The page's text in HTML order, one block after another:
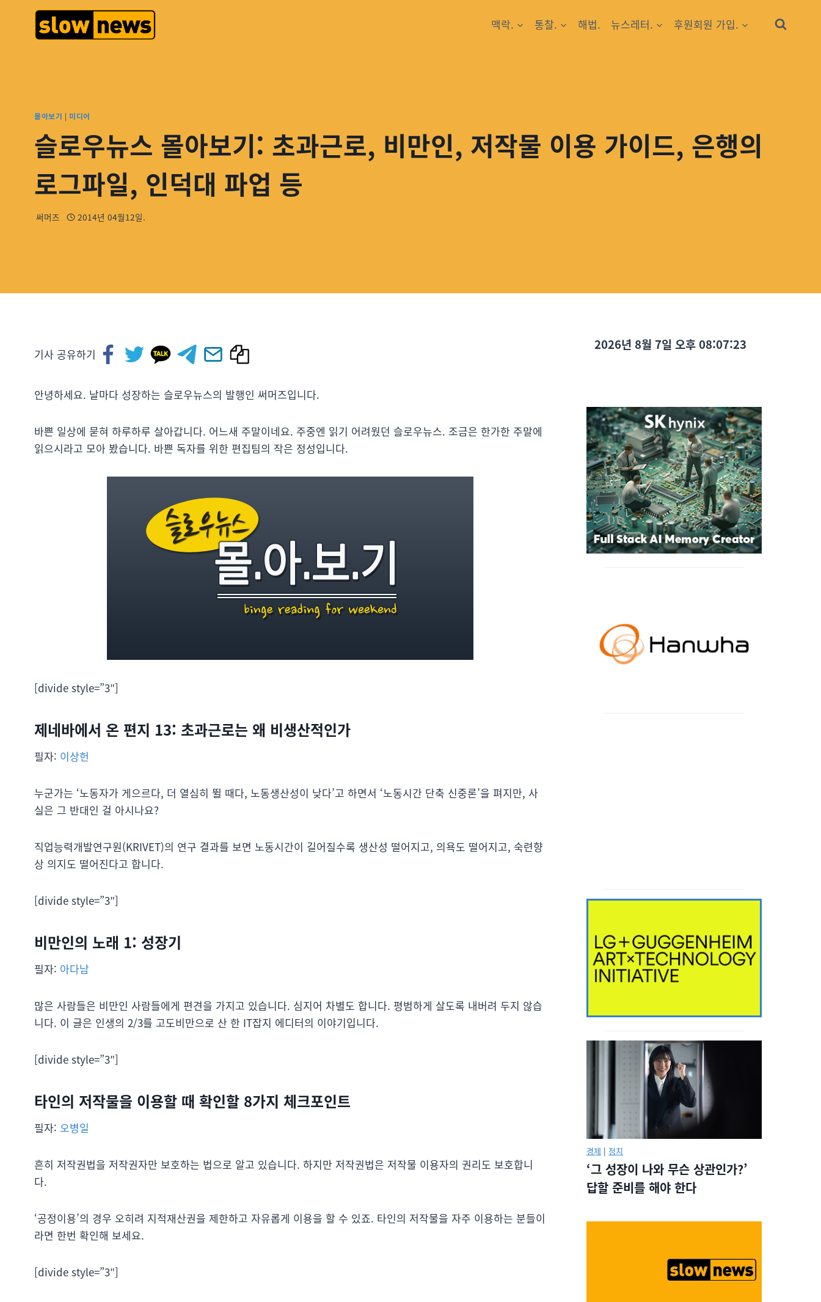
맥락. 통찰. 해법. 뉴스레터. 후원회원 가입.
몰아보기 | 미디어
슬로우뉴스 몰아보기: 초과근로, 비만인, 저작물 이용 가이드, 은행의
로그파일, 인덕대 파업 등
써머즈 2014년 04월12일.
기사 공유하기
안녕하세요. 날마다 성장하는 슬로우뉴스의 발행인 써머즈입니다.
바쁜 일상에 묻혀 하루하루 살아갑니다. 어느새 주말이네요. 주중엔 읽기 어려웠던 슬로우뉴스. 조금은 한가한 주말에
읽으시라고 모아 봤습니다. 바쁜 독자를 위한 편집팀의 작은 정성입니다.
[divide style=”3″]
제네바에서 온 편지 13: 초과근로는 왜 비생산적인가
필자: 이상헌
누군가는 ‘노동자가 게으르다, 더 열심히 뛸 때다, 노동생산성이 낮다’고 하면서 ‘노동시간 단축 신중론’을 펴지만, 사
실은 그 반대인 걸 아시나요?
직업능력개발연구원(KRIVET)의 연구 결과를 보면 노동시간이 길어질수록 생산성 떨어지고, 의욕도 떨어지고, 숙련향
상 의지도 떨어진다고 합니다.
[divide style=”3″]
비만인의 노래 1: 성장기
필자: 아다남
많은 사람들은 비만인 사람들에게 편견을 가지고 있습니다. 심지어 차별도 합니다. 평범하게 살도록 내버려 두지 않습
니다. 이 글은 인생의 2/3를 고도비만으로 산 한 IT잡지 에디터의 이야기입니다.
[divide style=”3″]
타인의 저작물을 이용할 때 확인할 8가지 체크포인트
필자: 오병일
흔히 저작권법을 저작권자만 보호하는 법으로 알고 있습니다. 하지만 저작권법은 저작물 이용자의 권리도 보호합니
다.
‘공정이용’의 경우 오히려 지적재산권을 제한하고 자유롭게 이용을 할 수 있죠. 타인의 저작물을 자주 이용하는 분들이
라면 한번 확인해 보세요.
[divide style=”3″]
2026년 8월 7일 오후 08:07:24
경제 | 정치
‘그 성장이 나와 무슨 상관인가?’
답할 준비를 해야 한다